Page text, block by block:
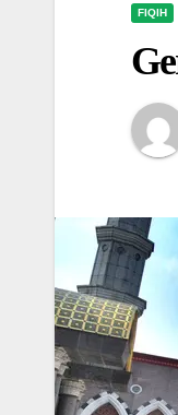
FIQIH